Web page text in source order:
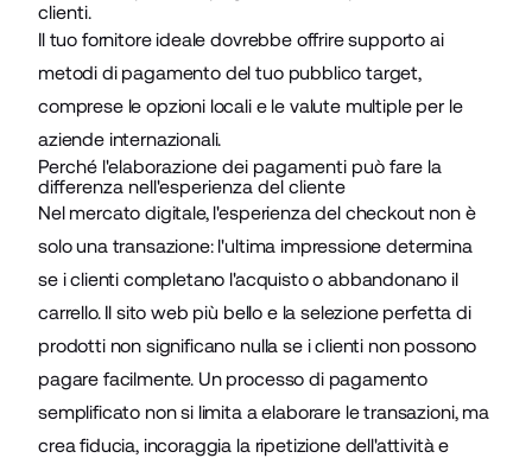
clienti.
Il tuo fornitore ideale dovrebbe offrire supporto ai
metodi di pagamento del tuo pubblico target,
comprese le opzioni locali e le valute multiple per le
aziende internazionali.
Perché l'elaborazione dei pagamenti può fare la
differenza nell'esperienza del cliente
Nel mercato digitale, l'esperienza del checkout non è
solo una transazione: l'ultima impressione determina
se i clienti completano l'acquisto o abbandonano il
carrello. Il sito web più bello e la selezione perfetta di
prodotti non significano nulla se i clienti non possono
pagare facilmente. Un processo di pagamento
semplificato non si limita a elaborare le transazioni, ma
crea fiducia, incoraggia la ripetizione dell'attività e